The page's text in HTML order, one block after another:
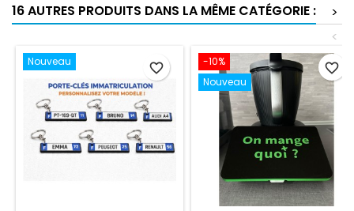
16 AUTRES PRODUITS DANS LA MÊME CATÉGORIE :
>
<
Nouveau favorite_border
-10%
Nouveau
favorite_border